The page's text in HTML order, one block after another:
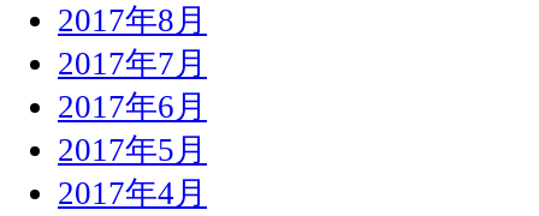
2017年8月
2017年7月
2017年6月
2017年5月
2017年4月